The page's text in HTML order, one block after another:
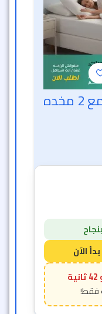
مرتبة تطرية 200*180 مع 2 مخده